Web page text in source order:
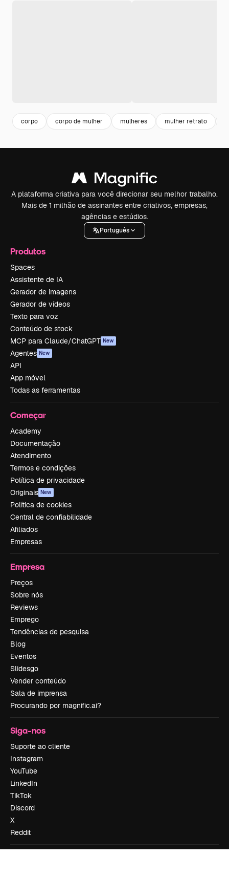
corpo corpo de mulher mulheres mulher retrato
A plataforma criativa para você direcionar seu melhor trabalho.
Mais de 1 milhão de assinantes entre criativos, empresas,
agências e estúdios.
Português
Produtos
Spaces
Assistente de IA
Gerador de imagens
Gerador de vídeos
Texto para voz
Conteúdo de stock
MCP para Claude/ChatGPT New
Agentes New
API
App móvel
Todas as ferramentas
Começar
Academy
Documentação
Atendimento
Termos e condições
Política de privacidade
Originais New
Política de cookies
Central de confiabilidade
Afiliados
Empresas
Empresa
Preços
Sobre nós
Reviews
Emprego
Tendências de pesquisa
Blog
Eventos
Slidesgo
Vender conteúdo
Sala de imprensa
Procurando por magnific.ai?
Siga-nos
Suporte ao cliente
Instagram
YouTube
LinkedIn
TikTok
Discord
X
Reddit